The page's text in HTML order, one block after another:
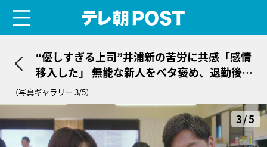
“優しすぎる上司”井浦新の苦労に共感「感情
移入した」 無能な新人をベタ褒め、退勤後も
電話で部下対応…＜無能の鷹＞
（写真ギャラリー 3/5）
3/5